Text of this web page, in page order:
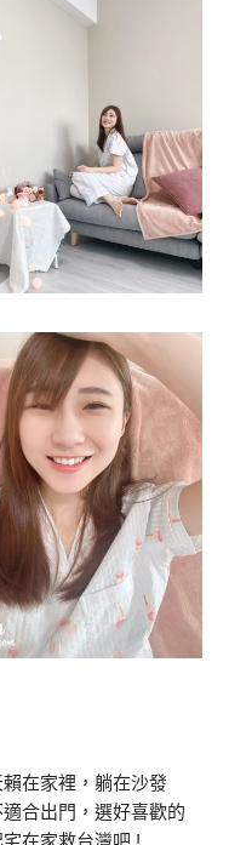
在家裡，躺在沙發
合出門，選好喜歡的